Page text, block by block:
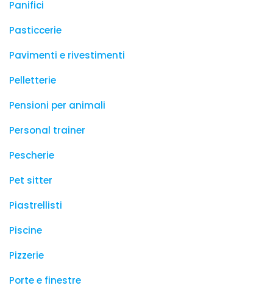
Panifici
Pasticcerie
Pavimenti e rivestimenti
Pelletterie
Pensioni per animali
Personal trainer
Pescherie
Pet sitter
Piastrellisti
Piscine
Pizzerie
Porte e finestre